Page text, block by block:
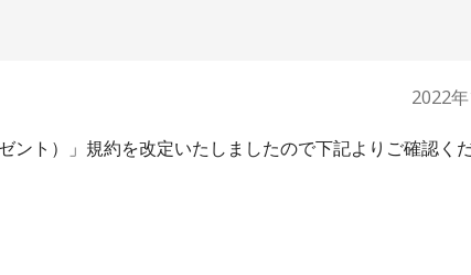
2022
ト）」規約を改定いたしましたので下記よりご確認くだ